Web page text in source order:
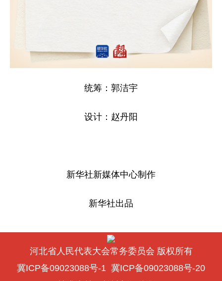
统筹：郭洁宇
设计：赵丹阳
新华社新媒体中心制作
新华社出品
河北省人民代表大会常务委员会 版权所有
冀ICP备09023088号-1 冀ICP备09023088号-20